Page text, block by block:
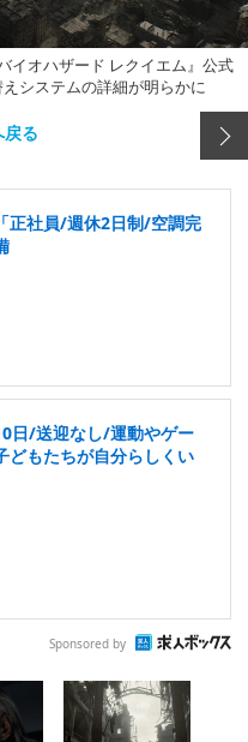
イオハザード レクイエム』公式
システムの詳細が明らかに
戻る
正社員/週休2日制/空調完
日/送迎なし/運動やゲー
どもたちが自分らしくい
Sponsored by